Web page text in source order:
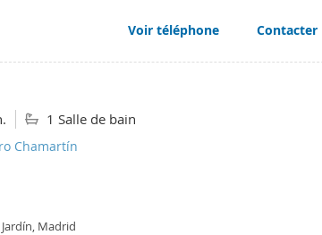
Voir téléphone Contacter
1 Salle de bain
Chamartín
Madrid